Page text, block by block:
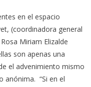
en el espacio
(coordinadora general
Miriam Elizalde
son apenas una
el advenimiento mismo
anónima. “Si en el